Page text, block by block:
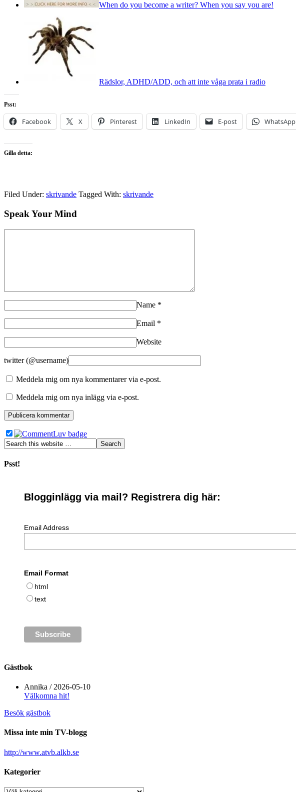
When do you become a writer? When you say you are!
Rädslor, ADHD/ADD, och att inte våga prata i radio
Psst:
Facebook X Pinterest LinkedIn E-post WhatsApp
Gilla detta:
Filed Under: skrivande Tagged With: skrivande
Speak Your Mind
Name *
Email *
Website
twitter (@username)
Meddela mig om nya kommentarer via e-post.
Meddela mig om nya inlägg via e-post.
Psst!
Blogginlägg via mail? Registrera dig här:
Email Address
Email Format
html
text
Gästbok
Annika / 2026-05-10
Välkomna hit!
Besök gästbok
Missa inte min TV-blogg
http://www.atvb.alkb.se
Kategorier